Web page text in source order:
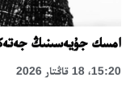
امسك جۇيەسىنىڭ
15:20، 18 قاڭتار 2026